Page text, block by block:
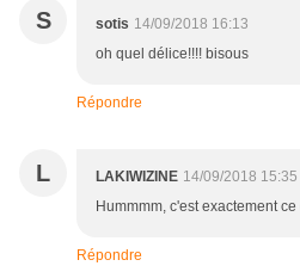
S sotis 14/09/2018 16:13
oh quel délice!!!! bisous
Répondre
L LAKIWIZINE 14/09/2018 15:35
Hummmm, c'est exactement
Répondre